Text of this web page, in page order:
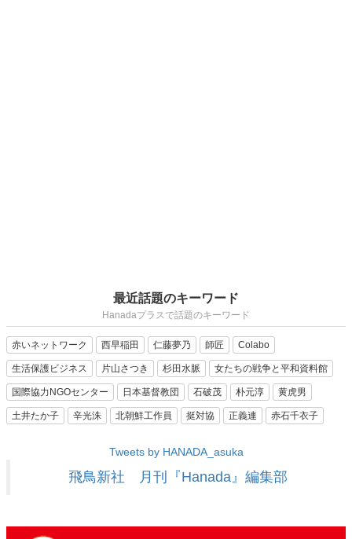
最近話題のキーワード
Hanadaプラスで話題のキーワード
赤いネットワーク 西早稲田 仁藤夢乃 師匠 Colabo
生活保護ビジネス 片山さつき 杉田水脈 女たちの戦争と平和資料館
国際協力NGOセンター 日本基督教団 石破茂 朴元淳 黄虎男
土井たか子 辛光洙 北朝鮮工作員 挺対協 正義連 赤石千衣子
Tweets by HANADA_asuka
飛鳥新社 月刊『Hanada』編集部